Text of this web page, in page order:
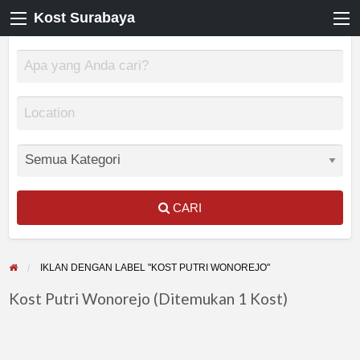
Kost Surabaya
CARI
IKLAN DENGAN LABEL "KOST PUTRI WONOREJO"
Kost Putri Wonorejo (Ditemukan 1 Kost)